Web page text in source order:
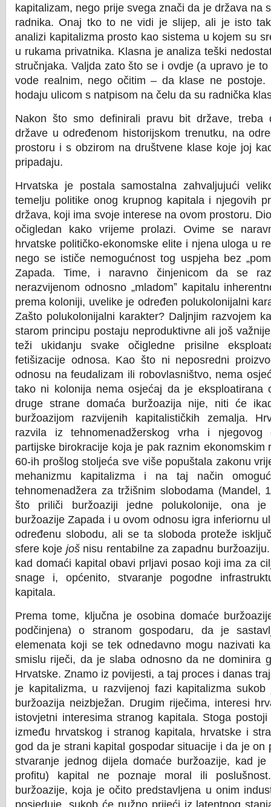
kapitalizam, nego prije svega znači da je država na
radnika. Onaj tko to ne vidi je slijep, ali je isto
analizi kapitalizma prosto kao sistema u kojem su
u rukama privatnika. Klasna je analiza teški
stručnjaka. Valjda zato što se i ovdje (a upravo je
vode realnim, nego očitim – da klase ne postoje.
hodaju ulicom s natpisom na čelu da su radnička
Nakon što smo definirali pravu bit države, treba
države u određenom historijskom trenutku, na
prostoru i s obzirom na društvene klase koje joj
pripadaju.
Hrvatska je postala samostalna zahvaljujući
temelju politike onog krupnog kapitala i njegovih
država, koji ima svoje interese na ovom prostoru.
očigledan kako vrijeme prolazi. Ovime se
hrvatske političko-ekonomske elite i njena uloga u
nego se ističe nemogućnost tog uspjeha bez
Zapada. Time, i naravno činjenicom da se
nerazvijenom odnosno „mladomˮkapitalu
prema koloniji, uvelike je određen polukolonijalni
Zašto polukolonijalni karakter? Daljnjim razvojem
starom principu postaju neproduktivne ali još
teži ukidanju svake očigledne prisilne
fetišizacije odnosa. Kao što ni neposredni
odnosu na feudalizam ili robovlasništvo, nema
tako ni kolonija nema osjećaj da je eksploatirana
druge strane domaća buržoazija nije, niti će
buržoazijom razvijenih kapitalističkih zemalja.
razvila iz tehnomenadžerskog vrha i njegovog
partijske birokracije koja je pak raznim ekonomskim
60-ih prošlog stoljeća sve više popuštala zakonu
mehanizmu kapitalizma i na taj način
tehnomenadžera za tržišnim slobodama (Mandel,
što priliči buržoaziji jedne polukolonije, ona
buržoazije Zapada i u ovom odnosu igra inferiornu
određenu slobodu, ali se ta sloboda proteže
sfere koje jošnisu rentabilne za zapadnu
kad domaći kapital obavi prljavi posao koji ima za
snage i, općenito, stvaranje pogodne
kapitala.
Prema tome, ključna je osobina domaće
podčinjena) o stranom gospodaru, da je
elemenata koji se tek odnedavno mogu nazivati
smislu riječi, da je slaba odnosno da ne dominira
Hrvatske. Znamo iz povijesti, a taj proces i danas
je kapitalizma, u razvijenoj fazi kapitalizma
buržoazija neizbježan. Drugim riječima, interesi
istovjetni interesima stranog kapitala. Stoga
između hrvatskog i stranog kapitala, hrvatske i
god da je strani kapital gospodar situacije i da je on
stvaranje jednog dijela domaće buržoazije, kad
profitu) kapital ne poznaje moral ili
buržoazije, koja je očito predstavljena u onim
posjeduje, sukob će nužno prijeći iz latentnog